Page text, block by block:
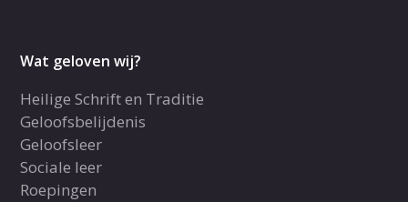
Wat geloven wij?
Heilige Schrift en Traditie
Geloofsbelijdenis
Geloofsleer
Sociale leer
Roepingen